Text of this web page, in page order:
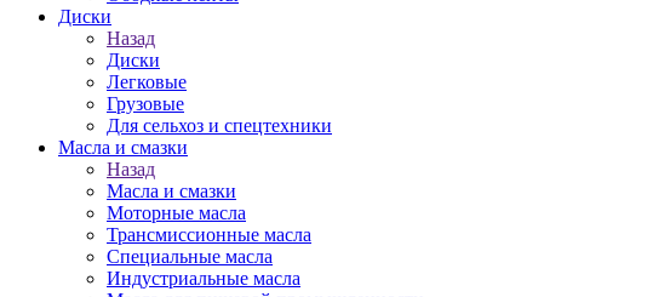
Диски
Назад
Диски
Легковые
Грузовые
Для сельхоз и спецтехники
Масла и смазки
Назад
Масла и смазки
Моторные масла
Трансмиссионные масла
Специальные масла
Индустриальные масла